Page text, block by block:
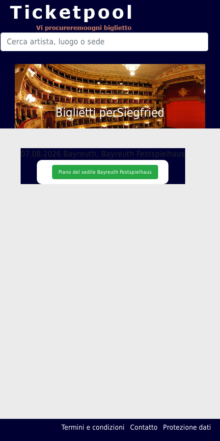
Biglietti perSiegfried
07.08.2026 Bayreuth, Bayreuth Festspielhaus
Piano del sedile Bayreuth Festspielhaus
Termini e condizioni Contatto Protezione dati